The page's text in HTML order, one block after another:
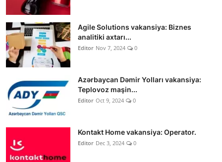
Agile Solutions vakansiya: Biznes
analitiki axtarı...
Editor Nov 7, 2024 0
Azərbaycan Dəmir Yolları vakansiya:
Teplovoz maşin...
Editor Oct 9, 2024 0
Kontakt Home vakansiya: Operator.
Editor Dec 3, 2024 0